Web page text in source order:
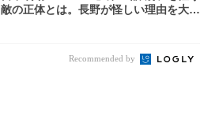
敵の正体とは。長野が怪しい理由を大
Recommended by